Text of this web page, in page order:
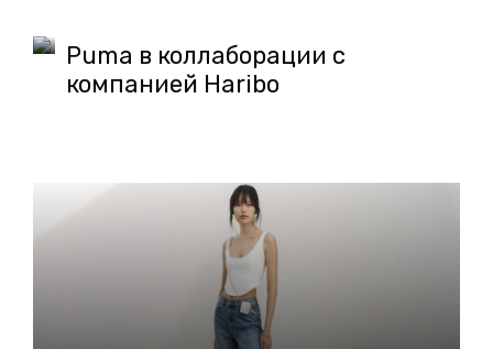
Puma в коллаборации c
компанией Haribo